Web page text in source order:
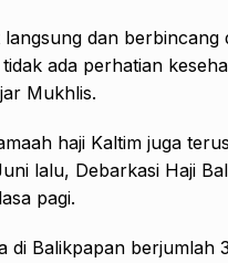
langsung dan
ada perhatian
Mukhlis.
haji Kaltim juga
lalu, Debarkasi Haji
pagi.
di Balikpapan berjumlah